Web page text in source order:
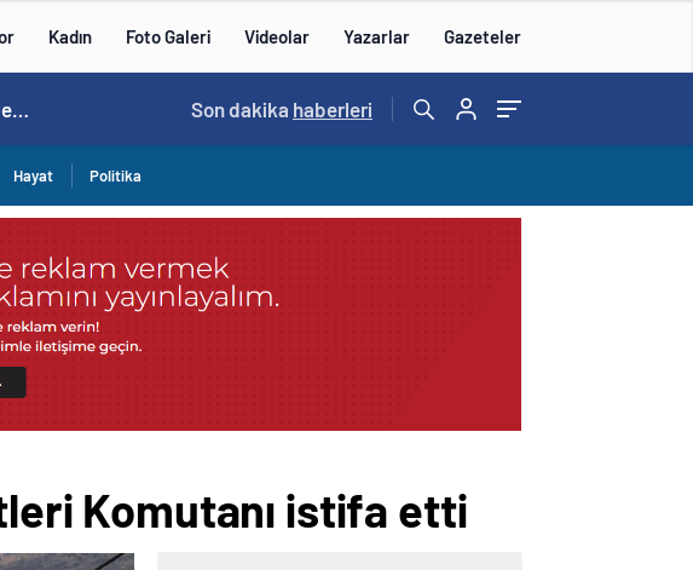
Kadın Foto Galeri Videolar Yazarlar Gazeteler
Norweç silahlı kuvvetleri kadınlardan oluşan özel kuvvetler eğitimlerini başlattı. 15:20 /
Son dakika haberleri
Hayat Politika
Komutanı istifa etti